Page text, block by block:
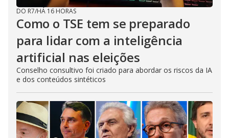
DO R7/HÁ 16 HORAS
Como o TSE tem se preparado
para lidar com a inteligência
artificial nas eleições
Conselho consultivo foi criado para abordar os riscos da IA
e dos conteúdos sintéticos